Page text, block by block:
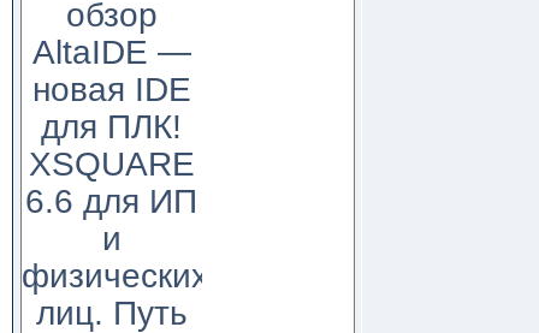
обзор
AltaIDE —
новая IDE
для ПЛК!
XSQUARE
6.6 для ИП
и
физических
лиц. Путь